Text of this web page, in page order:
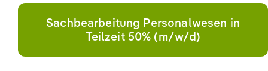
Sachbearbeitung Personalwesen in
Teilzeit 50% (m/w/d)